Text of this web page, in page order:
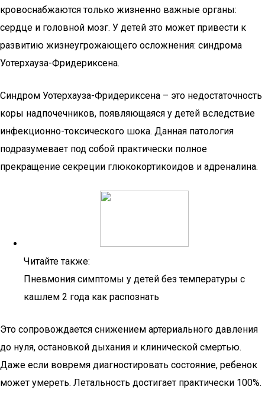
кровоснабжаются только жизненно важные органы:
сердце и головной мозг. У детей это может привести к
развитию жизнеугрожающего осложнения: синдрома
Уотерхауза-Фридериксена.
Синдром Уотерхауза-Фридериксена – это недостаточность
коры надпочечников, появляющаяся у детей вследствие
инфекционно-токсического шока. Данная патология
подразумевает под собой практически полное
прекращение секреции глюкокортикоидов и адреналина.
Читайте также:
Пневмония симптомы у детей без температуры с
кашлем 2 года как распознать
Это сопровождается снижением артериального давления
до нуля, остановкой дыхания и клинической смертью.
Даже если вовремя диагностировать состояние, ребенок
может умереть. Летальность достигает практически 100%.